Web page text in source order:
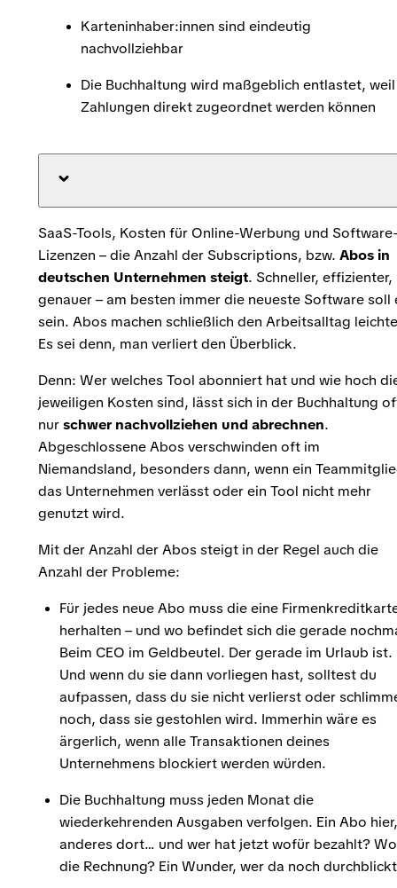
Karteninhaber:innen sind eindeutig
nachvollziehbar
Die Buchhaltung wird maßgeblich entlastet, weil
Zahlungen direkt zugeordnet werden können
SaaS-Tools, Kosten für Online-Werbung und
Lizenzen – die Anzahl der Subscriptions, bzw. Abos in
deutschen Unternehmen steigt. Schneller, effizienter,
genauer – am besten immer die neueste Software soll
sein. Abos machen schließlich den Arbeitsalltag
Es sei denn, man verliert den Überblick.
Denn: Wer welches Tool abonniert hat und wie hoch
jeweiligen Kosten sind, lässt sich in der Buchhaltung
nurschwer nachvollziehen und abrechnen.
Abgeschlossene Abos verschwinden oft im
Niemandsland, besonders dann, wenn ein
das Unternehmen verlässt oder ein Tool nicht mehr
genutzt wird.
Mit der Anzahl der Abos steigt in der Regel auch die
Anzahl der Probleme:
Für jedes neue Abo muss die eine
herhalten – und wo befindet sich die gerade
Beim CEO im Geldbeutel. Der gerade im Urlaub ist.
Und wenn du sie dann vorliegen hast, solltest du
aufpassen, dass du sie nicht verlierst oder
noch, dass sie gestohlen wird. Immerhin wäre es
ärgerlich, wenn alle Transaktionen deines
Unternehmens blockiert werden würden.
Die Buchhaltung muss jeden Monat die
wiederkehrenden Ausgaben verfolgen. Ein Abo
anderes dort… und wer hat jetzt wofür bezahlt?
die Rechnung? Ein Wunder, wer da noch